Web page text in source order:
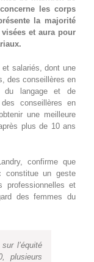
les corps
la majorité
et aura pour
salariés, dont une
des conseillères en
du langage et de
des conseillères en
une meilleure
plus de 10 ans
confirme que
constitue un geste
professionnelles et
des femmes du
l’équité
plusieurs